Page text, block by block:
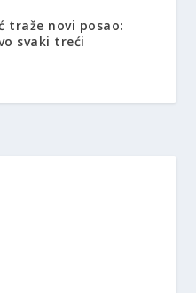
traže novi posao:
svaki treći